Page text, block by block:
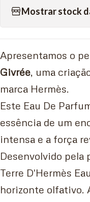
Mostrar stock
Apresentamos o
Givrée, uma
marca Hermès.
Este Eau De
essência de um
intensa e a força
Desenvolvido
Terre D'Hermès
horizonte olfativo.